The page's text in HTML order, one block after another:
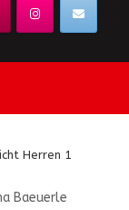
Herren 1
Baeuerle